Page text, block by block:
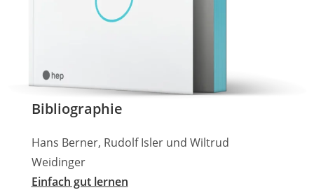
Bibliographie
Hans Berner, Rudolf Isler und Wiltrud
Weidinger
Einfach gut lernen